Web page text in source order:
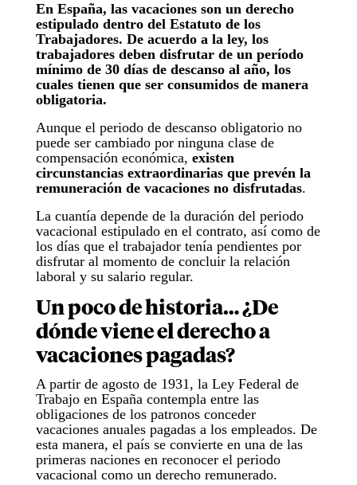
En España, las vacaciones son un derecho
estipulado dentro del Estatuto de los
Trabajadores. De acuerdo a la ley, los
trabajadores deben disfrutar de un período
mínimo de 30 días de descanso al año, los
cuales tienen que ser consumidos de manera
obligatoria.
Aunque el periodo de descanso obligatorio no
puede ser cambiado por ninguna clase de
compensación económica, existen
circunstancias extraordinarias que prevén la
remuneración de vacaciones no disfrutadas.
La cuantía depende de la duración del periodo
vacacional estipulado en el contrato, así como de
los días que el trabajador tenía pendientes por
disfrutar al momento de concluir la relación
laboral y su salario regular.
Un poco de historia… ¿De
dónde viene el derecho a
vacaciones pagadas?
A partir de agosto de 1931, la Ley Federal de
Trabajo en España contempla entre las
obligaciones de los patronos conceder
vacaciones anuales pagadas a los empleados. De
esta manera, el país se convierte en una de las
primeras naciones en reconocer el periodo
vacacional como un derecho remunerado.